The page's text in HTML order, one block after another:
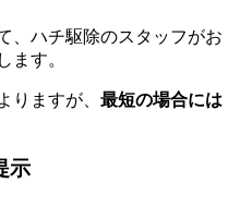
、ハチ駆除のスタッフがお
ます。
りますが、 最短の場合には
示